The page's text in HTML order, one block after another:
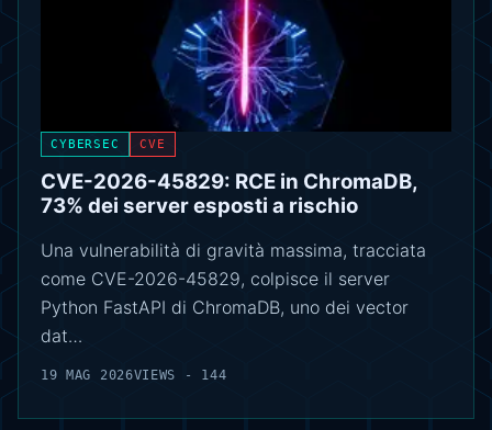
CYBERSEC CVE
CVE-2026-45829: RCE in ChromaDB,
73% dei server esposti a rischio
Una vulnerabilità di gravità massima, tracciata
come CVE-2026-45829, colpisce il server
Python FastAPI di ChromaDB, uno dei vector
dat…
19 MAG 2026VIEWS - 144